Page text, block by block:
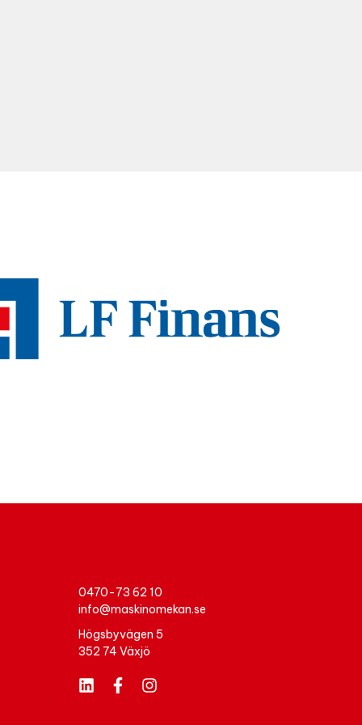
0470-73 62 10
info@maskinomekan.se
Högsbyvägen 5
352 74 Växjö